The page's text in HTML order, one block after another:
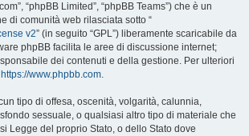
“phpBB Limited”, “phpBB Teams”) che è un
di comunità web rilasciata sotto “
v2” (in seguito “GPL”) liberamente scaricabile da
phpBB facilita le aree di discussione internet;
dei contenuti e della gestione. Per ulteriori
https://www.phpbb.com.
tipo di offesa, oscenità, volgarità, calunnia,
sessuale, o qualsiasi altro tipo di materiale che
Legge del proprio Stato, o dello Stato dove